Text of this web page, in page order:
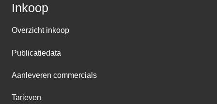
Inkoop
Overzicht inkoop
Publicatiedata
Aanleveren commercials
Tarieven